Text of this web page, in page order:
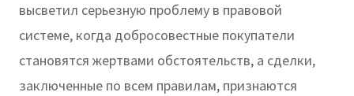
высветил серьезную проблему в правовой
системе, когда добросовестные покупатели
становятся жертвами обстоятельств, а сделки,
заключенные по всем правилам, признаются